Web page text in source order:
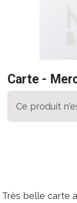
Carte -
Ce produit
Très belle carte